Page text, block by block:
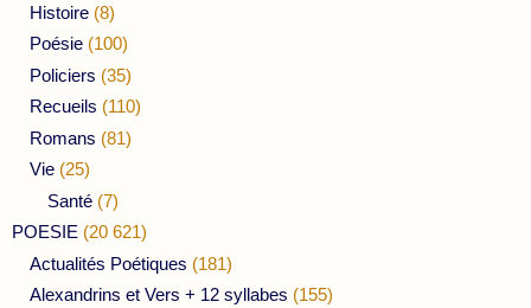
Histoire (8)
Poésie (100)
Policiers (35)
Recueils (110)
Romans (81)
Vie (25)
Santé (7)
POESIE (20 621)
Actualités Poétiques (181)
Alexandrins et Vers + 12 syllabes (155)